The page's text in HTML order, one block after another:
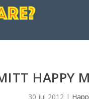
HAPPY
30 jul 2012|